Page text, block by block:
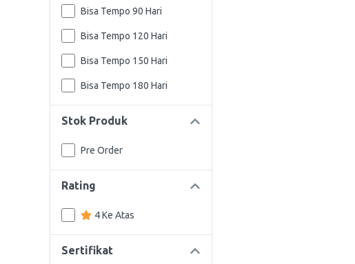
Bisa Tempo 90 Hari
Bisa Tempo 120 Hari
Bisa Tempo 150 Hari
Bisa Tempo 180 Hari
Stok Produk
Pre Order
Rating
4 Ke Atas
Sertifikat